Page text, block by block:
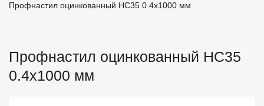
Доставка и оплата
Профнастил оцинкованный НС35 0.4x1000 мм
Профнастил оцинкованный НС35
0.4x1000 мм